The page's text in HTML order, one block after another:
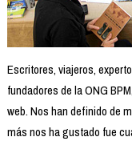
Escritores, viajeros,
fundadores de la ONG
web. Nos han definido de
más nos ha gustado fue